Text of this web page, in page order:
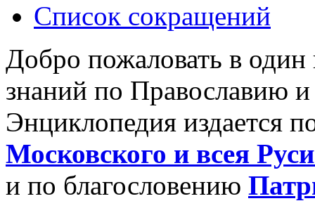
Список сокращений
Добро пожаловать в
знаний по Православию
Энциклопедия издается
Московского и всея
и по благословению